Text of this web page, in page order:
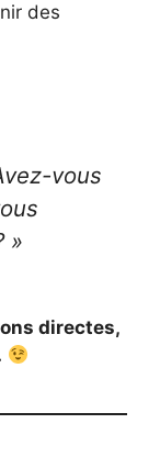
des
vous
»
directes,